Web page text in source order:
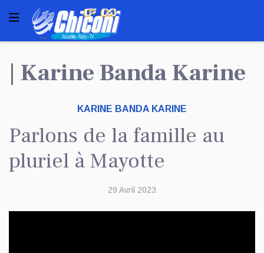
| Karine Banda Karine
KARINE BANDA KARINE
Parlons de la famille au
pluriel à Mayotte
29 Avril 2023